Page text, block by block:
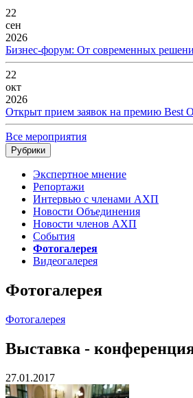
22
сен
2026
Бизнес-форум: От современных
22
окт
2026
Открыт прием заявок на премию Best
Все мероприятия
Рубрики
Экспертное мнение
Репортажи
Интервью с членами АХП
Новости Объединения
Новости членов АХП
События
Фотогалерея
Видеогалерея
Фотогалерея
Фотогалерея
Выставка -
27.01.2017